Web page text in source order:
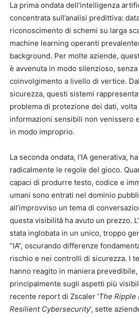
La prima ondata dell’intelligenza
concentrata sull’analisi predittiva:
riconoscimento di schemi su larga
machine learning operanti
background. Per molte aziende,
è avvenuta in modo silenzioso,
coinvolgimento a livello di vertice.
sicurezza, questi sistemi
problema di protezione dei dati,
informazioni sensibili non venissero
in modo improprio.
La seconda ondata, l’IA generativa,
radicalmente le regole del gioco.
capaci di produrre testo, codice e
umani sono entrati nel dominio
all’improvviso un tema di
questa visibilità ha avuto un prezzo.
stata inglobata in un unico, troppo
“IA”, oscurando differenze
rischio e nei controlli di sicurezza. I
hanno reagito in maniera
principalmente sugli aspetti più
recente report di Zscaler ‘The Ripple
Resilient Cybersecurity’, sette